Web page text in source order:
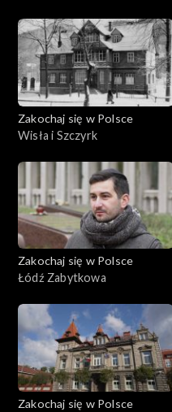
Zakochaj się w Polsce
Wisła i Szczyrk
Zakochaj się w Polsce
Łódź Zabytkowa
Zakochaj się w Polsce